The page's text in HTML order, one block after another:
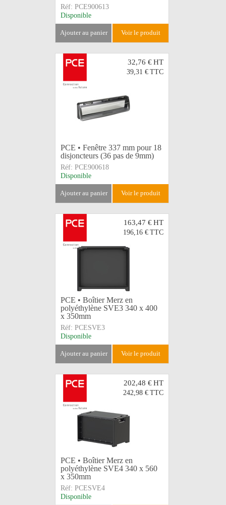
Réf: PCE900613
Disponible
ajouter au panier voir le produit
32,76 €HT
39,31 € TTC
PCE • Fenêtre 337 mm pour 18
disjoncteurs (36 pas de 9mm)
Réf: PCE900618
Disponible
ajouter au panier voir le produit
163,47 €HT
196,16 € TTC
PCE • Boîtier Merz en
polyéthylène SVE3 340 x 400
x 350mm
Réf: PCESVE3
Disponible
ajouter au panier voir le produit
202,48 €HT
242,98 € TTC
PCE • Boîtier Merz en
polyéthylène SVE4 340 x 560
x 350mm
Réf: PCESVE4
Disponible